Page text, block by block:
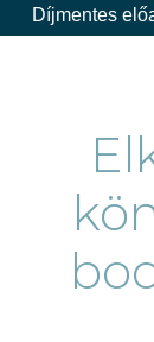
Díjmentes